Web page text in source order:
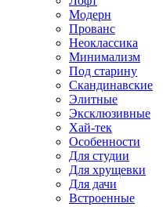
Модерн
Прованс
Неоклассика
Минимализм
Под старину
Скандинавские
Элитные
Эксклюзивные
Хай-тек
Особенности
Для студии
Для хрущевки
Для дачи
Встроенные